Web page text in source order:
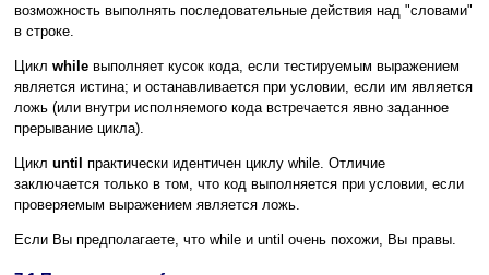
возможность выполнять последовательные действия над "словами"
в строке.
Цикл while выполняет кусок кода, если тестируемым выражением
является истина; и останавливается при условии, если им является
ложь (или внутри исполняемого кода встречается явно заданное
прерывание цикла).
Цикл until практически идентичен циклу while. Отличие
заключается только в том, что код выполняется при условии, если
проверяемым выражением является ложь.
Если Вы предполагаете, что while и until очень похожи, Вы правы.